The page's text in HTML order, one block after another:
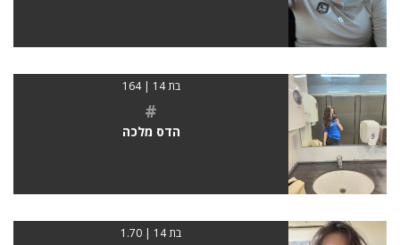
בת 14 | 164
#
הדס מלכה
בת 14 | 1.70